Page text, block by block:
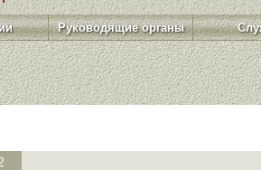
Руководящие органы